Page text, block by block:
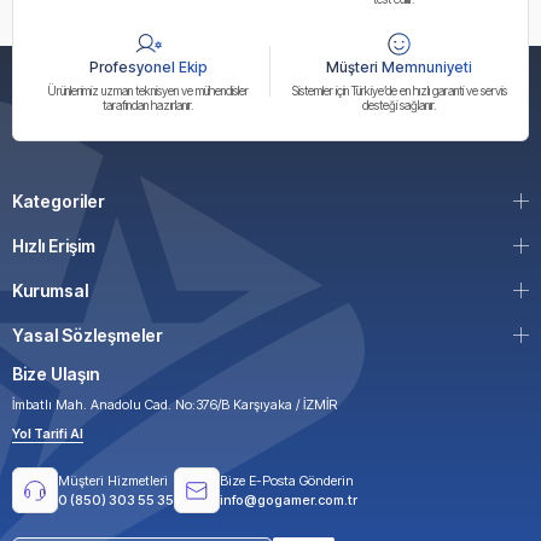
Profesyonel Ekip
Ürünlerimiz uzman teknisyen ve mühendisler
tarafından hazırlanır.
Müşteri Memnuniyeti
Sistemler için Türkiye’de en hızlı garanti ve servis
desteği sağlanır.
Kategoriler
Hızlı Erişim
Kurumsal
Yasal Sözleşmeler
Bize Ulaşın
İmbatlı Mah. Anadolu Cad. No:376/B Karşıyaka / İZMİR
Yol Tarifi Al
Müşteri Hizmetleri
0 (850) 303 55 35
Bize E-Posta Gönderin
info@gogamer.com.tr